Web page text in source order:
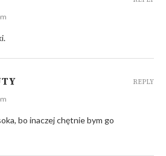
bo inaczej chętnie bym go
REPLY